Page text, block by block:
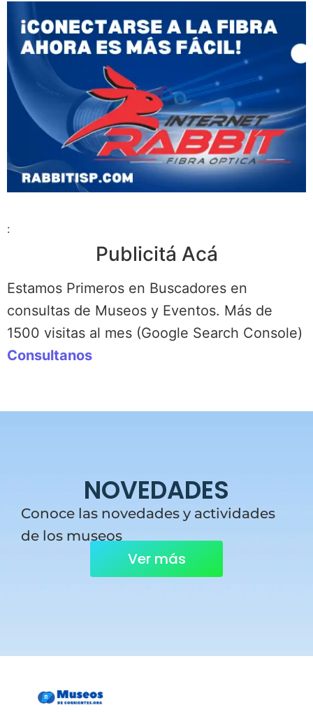
:
Publicitá Acá
Estamos Primeros en Buscadores en
consultas de Museos y Eventos. Más de
1500 visitas al mes (Google Search Console)
Consultanos
NOVEDADES
Conoce las novedades y actividades
de los museos
Ver más